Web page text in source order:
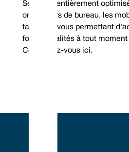
Seals est entièrement
ordinateurs de bureau, les
tablettes, vous permettant
fonctionnalités à tout moment
Connectez-vous ici.